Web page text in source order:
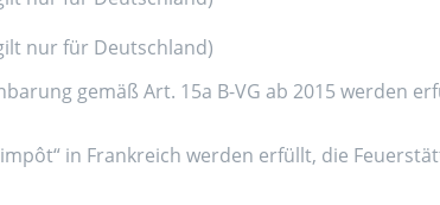
nur für Deutschland)
gemäß Art. 15a B-VG ab 2015 werden
in Frankreich werden erfüllt, die